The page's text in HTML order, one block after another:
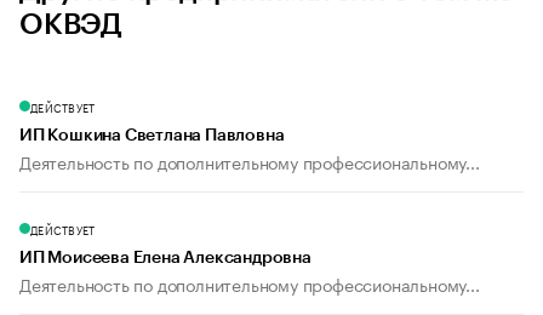
ОКВЭД
ДЕЙСТВУЕТ
ИП Кошкина Светлана Павловна
Деятельность по дополнительному профессиональному...
ДЕЙСТВУЕТ
ИП Моисеева Елена Александровна
Деятельность по дополнительному профессиональному...